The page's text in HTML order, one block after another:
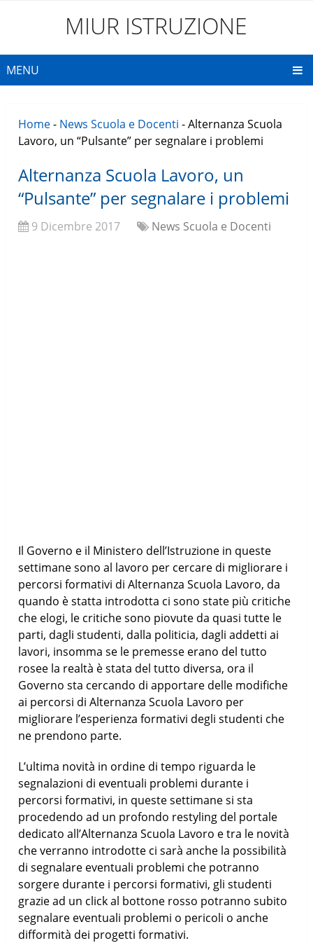
MIUR ISTRUZIONE
MENU
Home- News Scuola e Docenti -Alternanza Scuola
Lavoro, un “Pulsante” per segnalare i problemi
Alternanza Scuola Lavoro, un
“Pulsante” per segnalare i problemi
9 Dicembre 2017 News Scuola e Docenti
Il Governo e il Ministero dell’Istruzione in queste
settimane sono al lavoro per cercare di migliorare i
percorsi formativi di Alternanza Scuola Lavoro, da
quando è statta introdotta ci sono state più critiche
che elogi, le critiche sono piovute da quasi tutte le
parti, dagli studenti, dalla politicia, dagli addetti ai
lavori, insomma se le premesse erano del tutto
rosee la realtà è stata del tutto diversa, ora il
Governo sta cercando di apportare delle modifiche
ai percorsi di Alternanza Scuola Lavoro per
migliorare l’esperienza formativi degli studenti che
ne prendono parte.
L’ultima novità in ordine di tempo riguarda le
segnalazioni di eventuali problemi durante i
percorsi formativi, in queste settimane si sta
procedendo ad un profondo restyling del portale
dedicato all’Alternanza Scuola Lavoro e tra le novità
che verranno introdotte ci sarà anche la possibilità
di segnalare eventuali problemi che potranno
sorgere durante i percorsi formativi, gli studenti
grazie ad un click al bottone rosso potranno subito
segnalare eventuali problemi o pericoli o anche
difformità dei progetti formativi.